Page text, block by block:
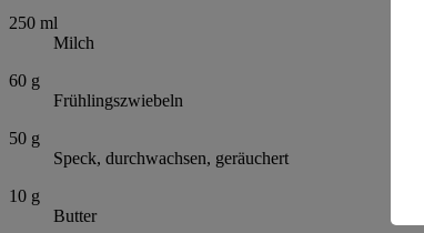
250 ml
Milch
60 g
Frühlingszwiebeln
50 g
Speck, durchwachsen, geräuchert
10 g
Butter